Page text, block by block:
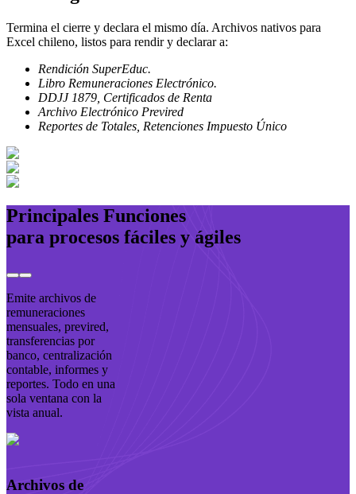
Termina el cierre y declara el mismo día. Archivos nativos para
Excel chileno, listos para rendir y declarar a:
Rendición SuperEduc.
Libro Remuneraciones Electrónico.
DDJJ 1879, Certificados de Renta
Archivo Electrónico Previred
Reportes de Totales, Retenciones Impuesto Único
Principales Funciones
para procesos fáciles y ágiles
Emite archivos de
remuneraciones
mensuales, previred,
transferencias por
banco, centralización
contable, informes y
reportes. Todo en una
sola ventana con la
vista anual.
Archivos de